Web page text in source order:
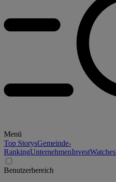
Menü
Top StorysGemeinde-
RankingUnternehmenInvestWatches
Benutzerbereich